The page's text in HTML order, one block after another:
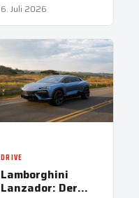
6. Juli 2026
DRIVE
Lamborghini
Lanzador: Der